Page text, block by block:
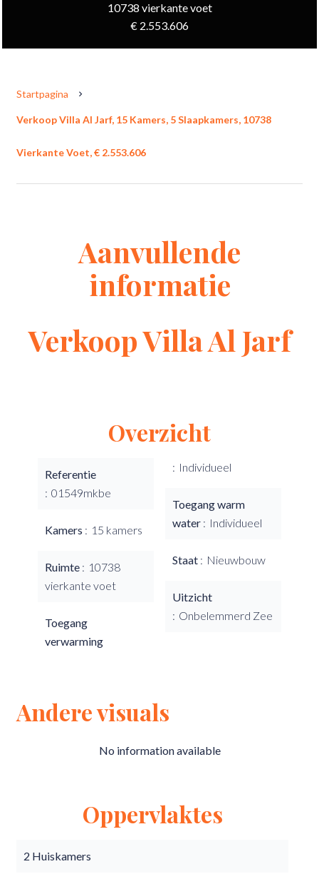
10738 vierkante voet
€ 2.553.606
Startpagina
Verkoop Villa Al Jarf, 15 Kamers, 5 Slaapkamers, 10738
Vierkante Voet, € 2.553.606
Aanvullende
informatie
Verkoop Villa Al Jarf
Overzicht
Referentie
01549mkbe
Kamers 15 kamers
Ruimte
10738
vierkante voet
Toegang
verwarming
Individueel
Toegang warm
water
Individueel
Staat Nieuwbouw
Uitzicht
Onbelemmerd Zee
Andere visuals
No information available
Oppervlaktes
2 Huiskamers